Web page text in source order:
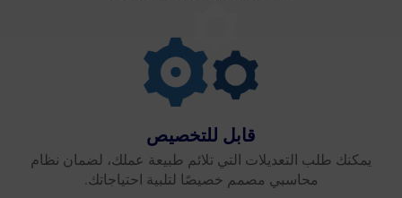
قابل للتخصيص
يمكنك طلب التعديلات التي تلائم طبيعة عملك، لضمان نظام
محاسبي مصمم خصيصًا لتلبية احتياجاتك.